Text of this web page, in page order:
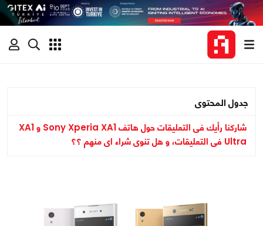
جدول المحتوى
شاركنا رأيك فى التعليقات حول هاتف Sony Xperia XA1 و XA1
Ultra فى التعليقات، و هل تنوى شراء اى منهم ؟؟